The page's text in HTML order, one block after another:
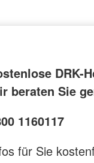
DRK-
beraten Sie
1160117
für Sie